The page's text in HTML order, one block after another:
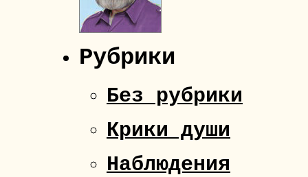
Рубрики
Без рубрики
Крики души
Наблюдения